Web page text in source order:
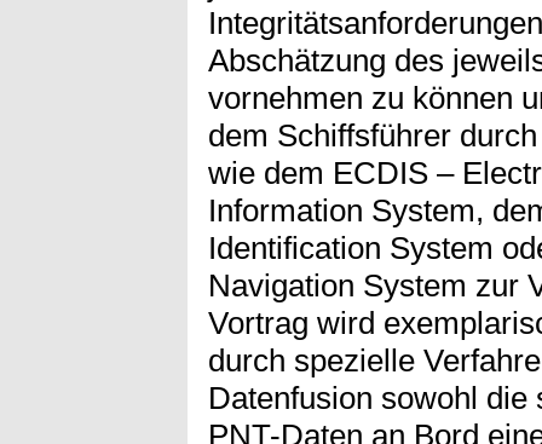
Abschätzung des
vornehmen zu können
dem Schiffsführer
wie dem ECDIS –
Information System,
Identification System
Navigation System zur
Vortrag wird
durch spezielle
Datenfusion sowohl
PNT-Daten an Bord